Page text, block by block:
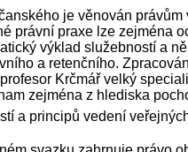
je věnován právům
právní praxe lze zejména
výklad služebností a
a retenčního.
Krčmář velký
zejména z hlediska
a principů vedení